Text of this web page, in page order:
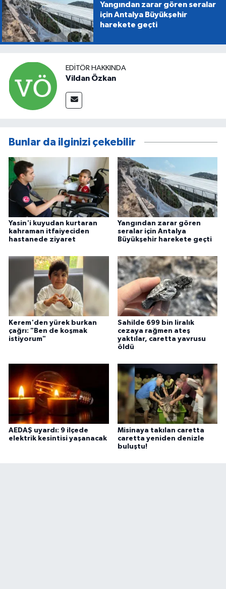
Yangından zarar gören seralar
için Antalya Büyükşehir
harekete geçti
EDITÖR HAKKINDA
Vildan Özkan
Bunlar da ilginizi çekebilir
Yasin'i kuyudan kurtaran
kahraman itfaiyeciden
hastanede ziyaret
Yangından zarar gören
seralar için Antalya
Büyükşehir harekete geçti
Kerem'den yürek burkan
çağrı: "Ben de koşmak
istiyorum"
Sahilde 699 bin liralık
cezaya rağmen ateş
yaktılar, caretta yavrusu
öldü
AEDAŞ uyardı: 9 ilçede
elektrik kesintisi yaşanacak
Misinaya takılan caretta
caretta yeniden denizle
buluştu!